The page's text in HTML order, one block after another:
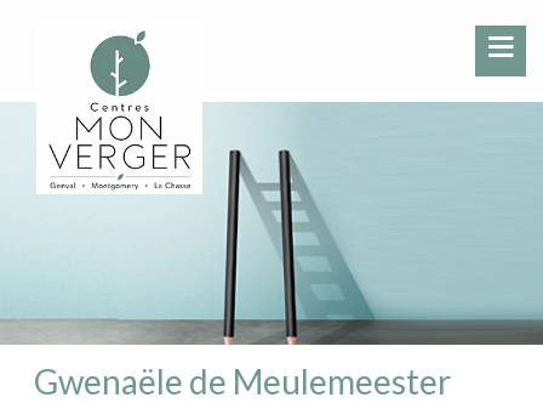
Gwenaële de Meulemeester